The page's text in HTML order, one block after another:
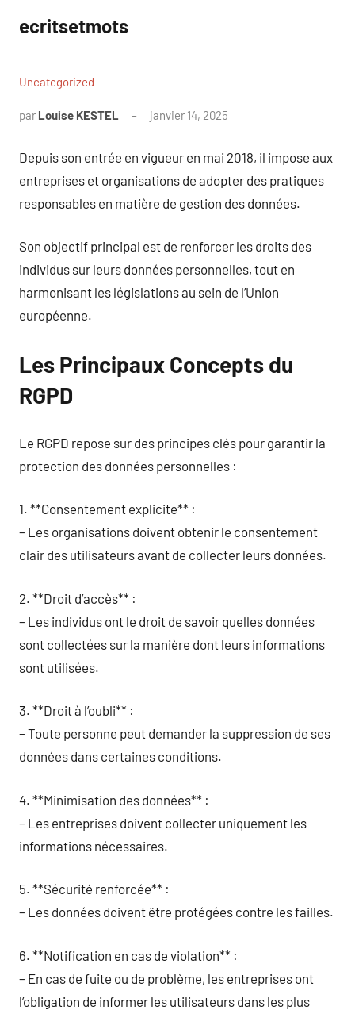
contenu
ecritsetmots
Uncategorized
par Louise KESTEL janvier 14, 2025
Depuis son entrée en vigueur en mai 2018, il impose aux
entreprises et organisations de adopter des pratiques
responsables en matière de gestion des données.
Son objectif principal est de renforcer les droits des
individus sur leurs données personnelles, tout en
harmonisant les législations au sein de l’Union
européenne.
Les Principaux Concepts du
RGPD
Le RGPD repose sur des principes clés pour garantir la
protection des données personnelles :
1. **Consentement explicite** :
– Les organisations doivent obtenir le consentement
clair des utilisateurs avant de collecter leurs données.
2. **Droit d’accès** :
– Les individus ont le droit de savoir quelles données
sont collectées sur la manière dont leurs informations
sont utilisées.
3. **Droit à l’oubli** :
– Toute personne peut demander la suppression de ses
données dans certaines conditions.
4. **Minimisation des données** :
– Les entreprises doivent collecter uniquement les
informations nécessaires.
5. **Sécurité renforcée** :
– Les données doivent être protégées contre les failles.
6. **Notification en cas de violation** :
– En cas de fuite ou de problème, les entreprises ont
l’obligation de informer les utilisateurs dans les plus